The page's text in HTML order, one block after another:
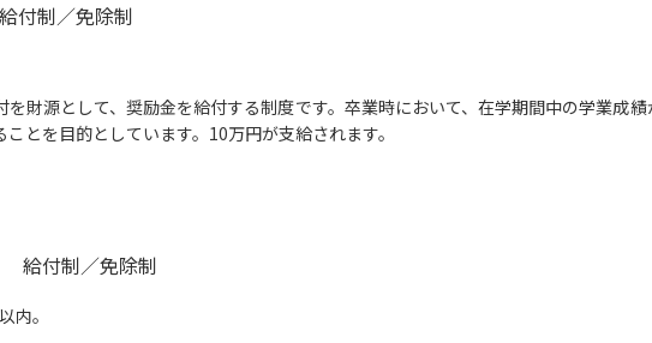
新学年スタート号特集ページ（高2生用
給付制／免除制
財源として、奨励金を給付する制度です。卒業時において、在学期間中の学業成
とを目的としています。10万円が支給されます。
給付制／免除制
内。